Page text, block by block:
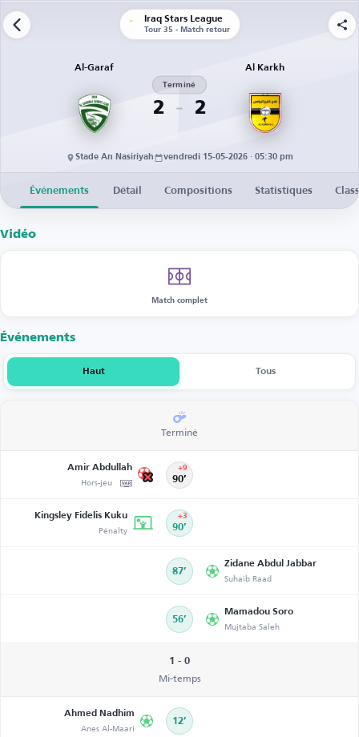
Iraq Stars League
Tour 35 - Match retour
Al-Garaf
2
Terminé
2
Al Karkh
Stade An Nasiriyah vendredi 15-05-2026 · 05:30 pm
Événements Détail Compositions Statistiques
Vidéo
Match complet
Événements
Haut Tous
Terminé
Amir Abdullah
Hors-jeu 90’
+9
Kingsley Fidelis Kuku
Pénalty 90’
+3
87’
Zidane Abdul Jabbar
Suhaib Raad
56’
Mamadou Soro
Mujtaba Saleh
1 - 0
Mi-temps
Ahmed Nadhim
Anes Al-Maari 12’